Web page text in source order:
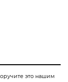
это нашим